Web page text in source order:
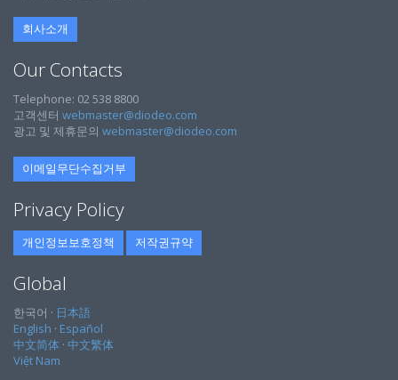
회사소개
Our Contacts
Telephone: 02 538 8800
고객센터 webmaster@diodeo.com
광고 및 제휴문의 webmaster@diodeo.com
이메일무단수집거부
Privacy Policy
개인정보보호정책 저작권규약
Global
한국어 · 日本語
English · Español
中文简体 · 中文繁体
Việt Nam